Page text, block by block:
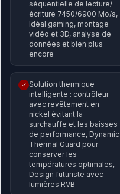
séquentielle de lecture/
écriture 7450/6900 Mo/s,
Idéal gaming, montage
vidéo et 3D, analyse de
données et bien plus
encore
✓ Solution thermique
intelligente : contrôleur
avec revêtement en
nickel évitant la
surchauffe et les baisses
de performance, Dynamic
Thermal Guard pour
conserver les
températures optimales,
Design futuriste avec
lumières RVB